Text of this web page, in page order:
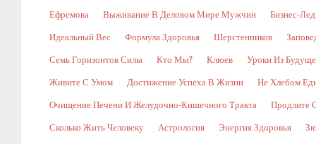
Ефремова Выживание В Деловом Мире Мужчин Бизнес-
Идеальный Вес Формула Здоровья Шерстенников
Семь Горизонтов Силы Кто Мы? Клюев Уроки Из
Живите С Умом Достижение Успеха В Жизни Не Хлебом
Очищение Печени И Желудочно-Кишечного Тракта Продлите
Сколько Жить Человеку Астрология Энергия Здоровья